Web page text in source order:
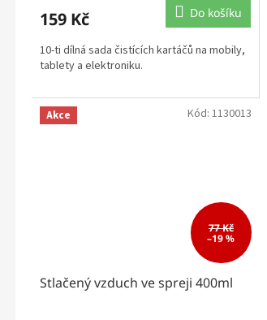
159 Kč Do košíku
10-ti dílná sada čistících kartáčů na mobily,
tablety a elektroniku.
Akce
77 Kč
–19 %
Stlačený vzduch ve spreji 400ml
Kód: 1130013